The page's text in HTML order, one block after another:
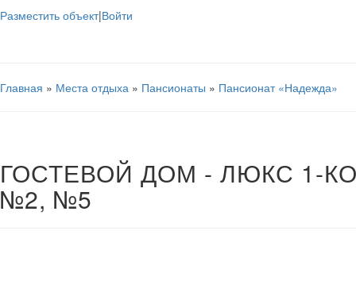
Разместить объект|Войти
Главная » Места отдыха » Пансионаты » Пансионат «Надежда»
ГОСТЕВОЙ ДОМ - ЛЮКС 1-
№2, №5